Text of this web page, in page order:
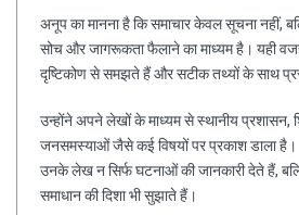
अनूप का मानना है कि समाचार केवल सूचना नहीं,
सोच और जागरूकता फैलाने का माध्यम है। यही वजह
दृष्टिकोण से समझते हैं और सटीक तथ्यों के साथ
उन्होंने अपने लेखों के माध्यम से स्थानीय प्रशासन,
जनसमस्याओं जैसे कई विषयों पर प्रकाश डाला है।
उनके लेख न सिर्फ घटनाओं की जानकारी देते हैं,
समाधान की दिशा भी सुझाते हैं।